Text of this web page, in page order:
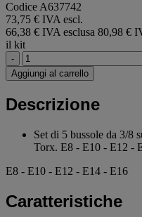
Codice A637742
73,75 € IVA escl.
66,38 € IVA esclusa 80,98 €
il kit
-
Aggiungi al carrello
Descrizione
Set di 5 bussole da 3/8
Torx. E8 - E10 - E12 -
E8 - E10 - E12 - E14 - E16
Caratteristiche